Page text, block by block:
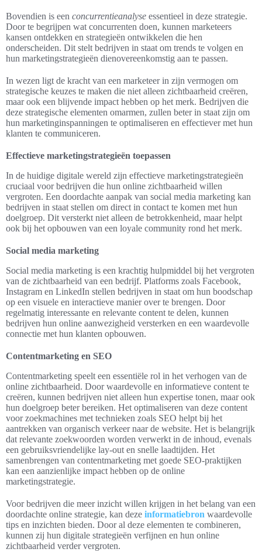
Bovendien is een concurrentieanalyse essentieel in deze strategie.
Door te begrijpen wat concurrenten doen, kunnen marketeers
kansen ontdekken en strategieën ontwikkelen die hen
onderscheiden. Dit stelt bedrijven in staat om trends te volgen en
hun marketingstrategieën dienovereenkomstig aan te passen.
In wezen ligt de kracht van een marketeer in zijn vermogen om
strategische keuzes te maken die niet alleen zichtbaarheid creëren,
maar ook een blijvende impact hebben op het merk. Bedrijven die
deze strategische elementen omarmen, zullen beter in staat zijn om
hun marketinginspanningen te optimaliseren en effectiever met hun
klanten te communiceren.
Effectieve marketingstrategieën toepassen
In de huidige digitale wereld zijn effectieve marketingstrategieën
cruciaal voor bedrijven die hun online zichtbaarheid willen
vergroten. Een doordachte aanpak van social media marketing kan
bedrijven in staat stellen om direct in contact te komen met hun
doelgroep. Dit versterkt niet alleen de betrokkenheid, maar helpt
ook bij het opbouwen van een loyale community rond het merk.
Social media marketing
Social media marketing is een krachtig hulpmiddel bij het vergroten
van de zichtbaarheid van een bedrijf. Platforms zoals Facebook,
Instagram en LinkedIn stellen bedrijven in staat om hun boodschap
op een visuele en interactieve manier over te brengen. Door
regelmatig interessante en relevante content te delen, kunnen
bedrijven hun online aanwezigheid versterken en een waardevolle
connectie met hun klanten opbouwen.
Contentmarketing en SEO
Contentmarketing speelt een essentiële rol in het verhogen van de
online zichtbaarheid. Door waardevolle en informatieve content te
creëren, kunnen bedrijven niet alleen hun expertise tonen, maar ook
hun doelgroep beter bereiken. Het optimaliseren van deze content
voor zoekmachines met technieken zoals SEO helpt bij het
aantrekken van organisch verkeer naar de website. Het is belangrijk
dat relevante zoekwoorden worden verwerkt in de inhoud, evenals
een gebruiksvriendelijke lay-out en snelle laadtijden. Het
samenbrengen van contentmarketing met goede SEO-praktijken
kan een aanzienlijke impact hebben op de online
marketingstrategie.
Voor bedrijven die meer inzicht willen krijgen in het belang van een
doordachte online strategie, kan deze informatiebron waardevolle
tips en inzichten bieden. Door al deze elementen te combineren,
kunnen zij hun digitale strategieën verfijnen en hun online
zichtbaarheid verder vergroten.